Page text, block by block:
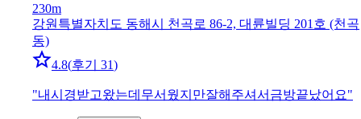
230m
강원특별자치도 동해시 천곡로 86-2, 대륜빌딩 201호 (천곡
동)
4.8(후기 31)
"내시경받고왔는데무서웠지만잘해주셔서금방끝났어요"